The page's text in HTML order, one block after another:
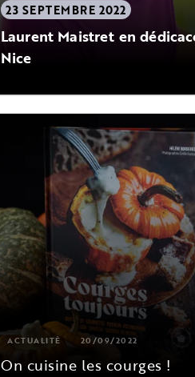
23 SEPTEMBRE 2022
Laurent Maistret en
Nice
ACTUALITÉ 20/09/2022
On cuisine les courges !